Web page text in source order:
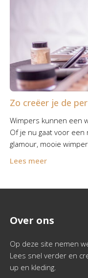
Zo creëer je de
Wimpers kunnen een
Of je nu gaat voor
glamour, mooie
Lees meer
Over ons
Op deze site nemen
Lees snel verder en
up en kleding.